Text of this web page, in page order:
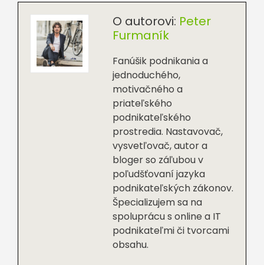
O autorovi: Peter
Furmaník
Fanúšik podnikania a
jednoduchého,
motivačného a
priateľského
podnikateľského
prostredia. Nastavovač,
vysvetľovač, autor a
bloger so záľubou v
poľudšťovaní jazyka
podnikateľských zákonov.
Špecializujem sa na
spoluprácu s online a IT
podnikateľmi či tvorcami
obsahu.